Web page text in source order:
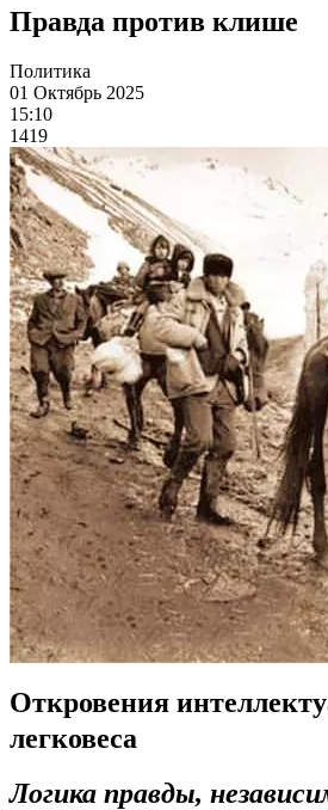
Правда против клише
Политика
01 Октябрь 2025
15:10
1419
Откровения
легковеса
Логика правды,